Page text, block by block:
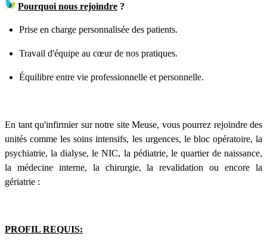
Pourquoi nous rejoindre ?
Prise en charge personnalisée des patients.
Travail d'équipe au cœur de nos pratiques.
Équilibre entre vie professionnelle et personnelle.
En tant qu'infirmier sur notre site Meuse, vous pourrez rejoindre des
unités comme les soins intensifs, les urgences, le bloc opératoire, la
psychiatrie, la dialyse, le NIC, la pédiatrie, le quartier de naissance,
la médecine interne, la chirurgie, la revalidation ou encore la
gériatrie :
PROFIL REQUIS: